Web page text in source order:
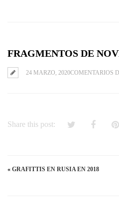
FRAGMENTOS DE
24 MARZO, 2020COMENTARIOS
Share this post:
« GRAFITTIS EN RUSIA EN 2018